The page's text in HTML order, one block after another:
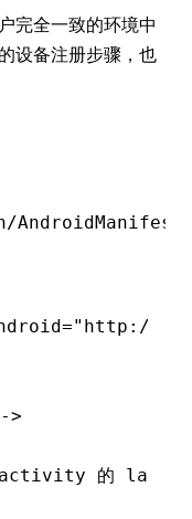
完全一致的环境中
设备注册步骤，也
="http://
>
的